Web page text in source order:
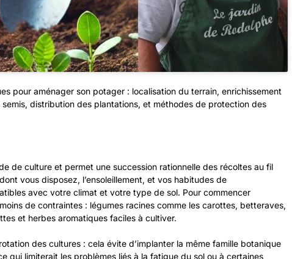
pour aménager son potager : localisation du terrain, enrichissement
distribution des plantations, et méthodes de protection des
de culture et permet une succession rationnelle des récoltes au fil
vous disposez, l’ensoleillement, et vos habitudes de
avec votre climat et votre type de sol. Pour commencer
de contraintes : légumes racines comme les carottes, betteraves,
et herbes aromatiques faciles à cultiver.
des cultures : cela évite d’implanter la même famille botanique
qui limiterait les problèmes liés à la fatigue du sol ou à certaines